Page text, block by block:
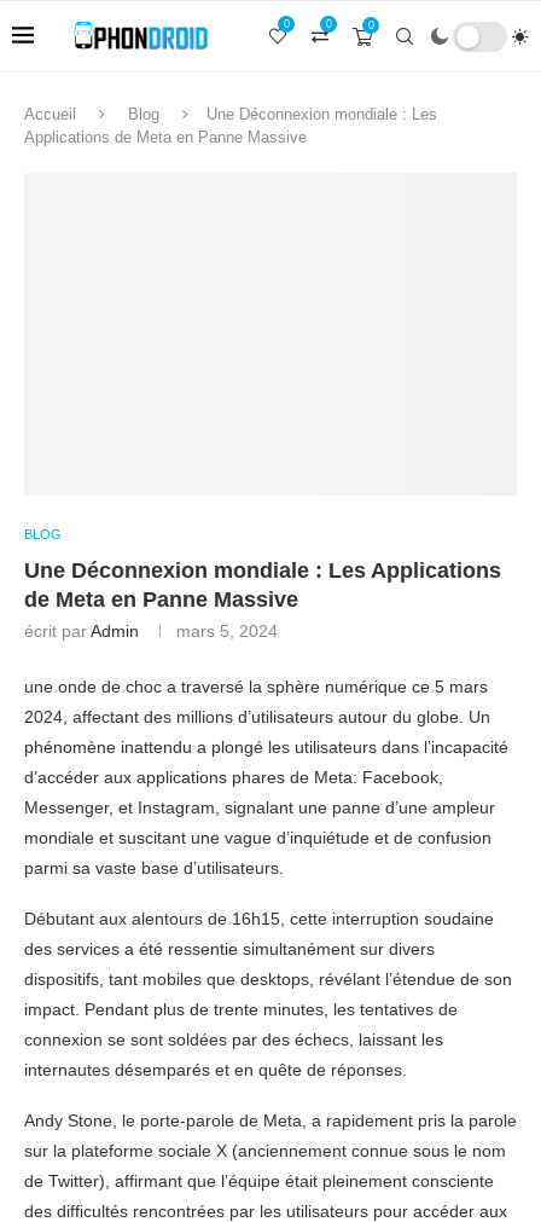
0
0
0
Accueil Blog
Une Déconnexion mondiale : Les
Applications de Meta en Panne Massive
BLOG
Une Déconnexion mondiale : Les Applications
de Meta en Panne Massive
écrit parAdmin mars 5, 2024
une onde de choc a traversé la sphère numérique ce 5 mars
2024, affectant des millions d’utilisateurs autour du globe. Un
phénomène inattendu a plongé les utilisateurs dans l’incapacité
d’accéder aux applications phares de Meta: Facebook,
Messenger, et Instagram, signalant une panne d’une ampleur
mondiale et suscitant une vague d’inquiétude et de confusion
parmi sa vaste base d’utilisateurs.
Débutant aux alentours de 16h15, cette interruption soudaine
des services a été ressentie simultanément sur divers
dispositifs, tant mobiles que desktops, révélant l’étendue de son
impact. Pendant plus de trente minutes, les tentatives de
connexion se sont soldées par des échecs, laissant les
internautes désemparés et en quête de réponses.
Andy Stone, le porte-parole de Meta, a rapidement pris la parole
sur la plateforme sociale X (anciennement connue sous le nom
de Twitter), affirmant que l’équipe était pleinement consciente
des difficultés rencontrées par les utilisateurs pour accéder aux